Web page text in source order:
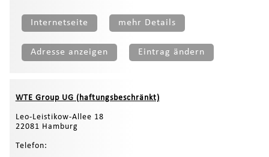
Internetseite mehr Details
Adresse anzeigen Eintrag ändern
WTE Group UG (haftungsbeschränkt)
Leo-Leistikow-Allee 18
22081 Hamburg
Telefon: